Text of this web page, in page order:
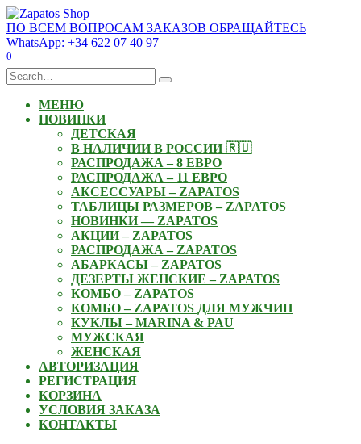
Skip
to
content
ПО ВСЕМ ВОПРОСАМ ЗАКАЗОВ ОБРАЩАЙТЕСЬ
WhatsApp: +34 622 07 40 97
0
Search
for:
МЕНЮ
НОВИНКИ
ДЕТСКАЯ
В НАЛИЧИИ В РОССИИ 🇷🇺
РАСПРОДАЖА – 8 ЕВРО
РАСПРОДАЖА – 11 ЕВРО
АКСЕССУАРЫ – ZAPATOS
ТАБЛИЦЫ РАЗМЕРОВ – ZAPATOS
НОВИНКИ — ZAPATOS
АКЦИИ – ZAPATOS
РАСПРОДАЖА – ZAPATOS
АБАРКАСЫ – ZAPATOS
ДЕЗЕРТЫ ЖЕНСКИЕ – ZAPATOS
КОМБО – ZAPATOS
КОМБО – ZAPATOS ДЛЯ МУЖЧИН
КУКЛЫ – MARINA & PAU
МУЖСКАЯ
ЖЕНСКАЯ
АВТОРИЗАЦИЯ
РЕГИСТРАЦИЯ
КОРЗИНА
УСЛОВИЯ ЗАКАЗА
КОНТАКТЫ